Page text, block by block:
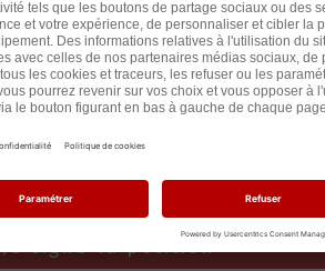
Je signe la pétition